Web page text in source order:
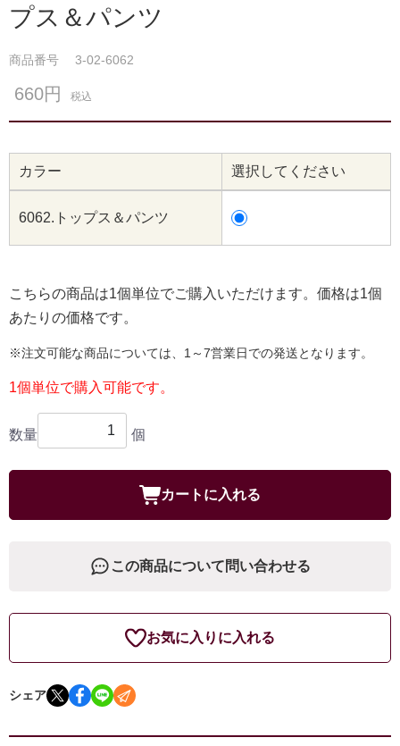
プス＆パンツ
商品番号 3-02-6062
660円 税込
カラー 選択してください
6062.トップス＆パンツ
こちらの商品は1個単位でご購入いただけます。価格は1個
あたりの価格です。
※注文可能な商品については、1～7営業日での発送となります。
1個単位で購入可能です。
数量 個
カートに入れる
この商品について問い合わせる
お気に入りに入れる
シェア